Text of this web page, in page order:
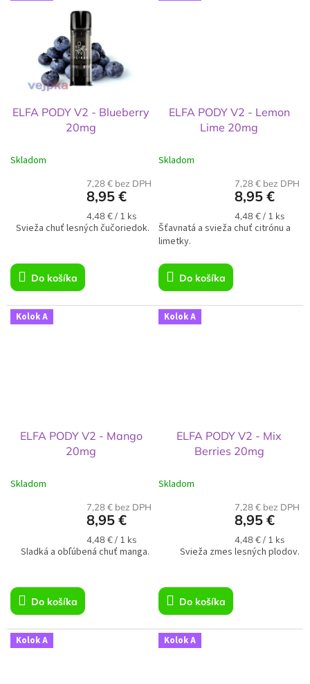
ELFA PODY V2 - Blueberry
20mg
Skladom
7,28 € bez DPH
8,95 €
Jednotková
cena:
4,48 € / 1 ks
Do košíka
Svieža chuť lesných čučoriedok.
ELFA PODY V2 - Lemon
Lime 20mg
Skladom
7,28 € bez DPH
8,95 €
Jednotková
cena:
4,48 € / 1 ks
Do košíka
Šťavnatá a svieža chuť citrónu a
limetky.
Kolok A
ELFA PODY V2 - Mango
20mg
Skladom
7,28 € bez DPH
8,95 €
Jednotková
cena:
4,48 € / 1 ks
Do košíka
Sladká a obľúbená chuť manga.
Kolok A
ELFA PODY V2 - Mix
Berries 20mg
Skladom
7,28 € bez DPH
8,95 €
Jednotková
cena:
4,48 € / 1 ks
Do košíka
Svieža zmes lesných plodov.
Kolok A Kolok A